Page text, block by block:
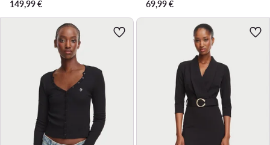
149,99€
69,99€